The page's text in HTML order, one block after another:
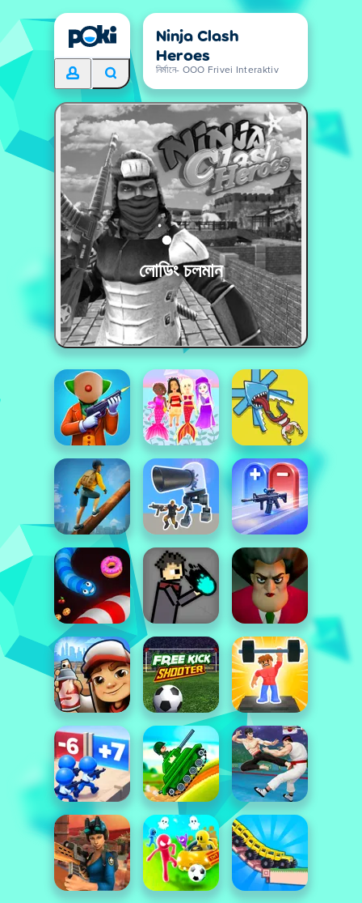
Ninja Clash
Heroes
নির্মানে- OOO Frivei Interaktiv
লোডিং চলমান